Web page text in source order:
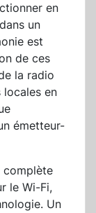
en
un
est
de ces
la radio
en
émetteur-
complète
le Wi-Fi,
Un